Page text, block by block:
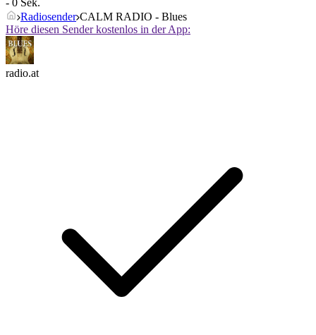
- 0 Sek.
Radiosender CALM RADIO - Blues
Höre diesen Sender kostenlos in der App:
radio.at